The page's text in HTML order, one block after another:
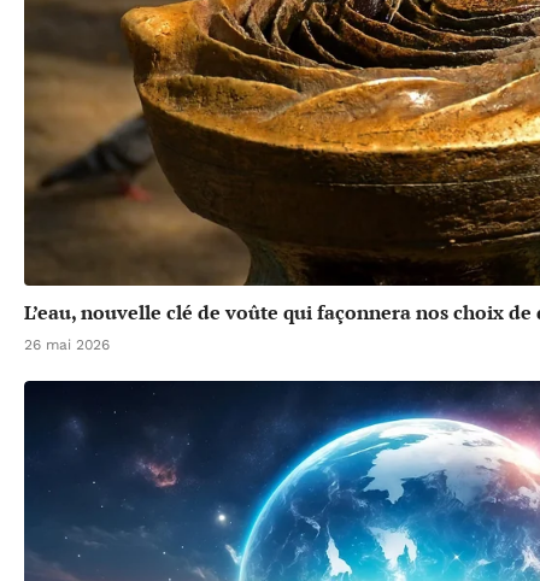
L’eau, nouvelle clé de voûte qui façonnera nos choix
26 mai 2026